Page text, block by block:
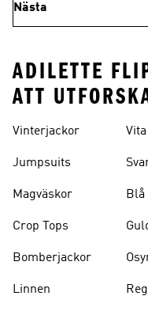
Nästa
ADILETTE
ATT
Vinterjackor
Jumpsuits
Magväskor
Crop Tops
Bomberjackor
Linnen
Blå